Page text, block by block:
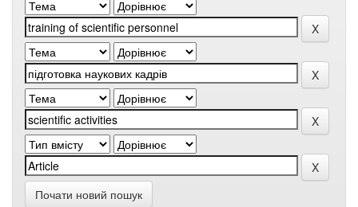
Почати новий пошук